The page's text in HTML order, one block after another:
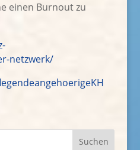
einen Burnout zu
netzwerk/